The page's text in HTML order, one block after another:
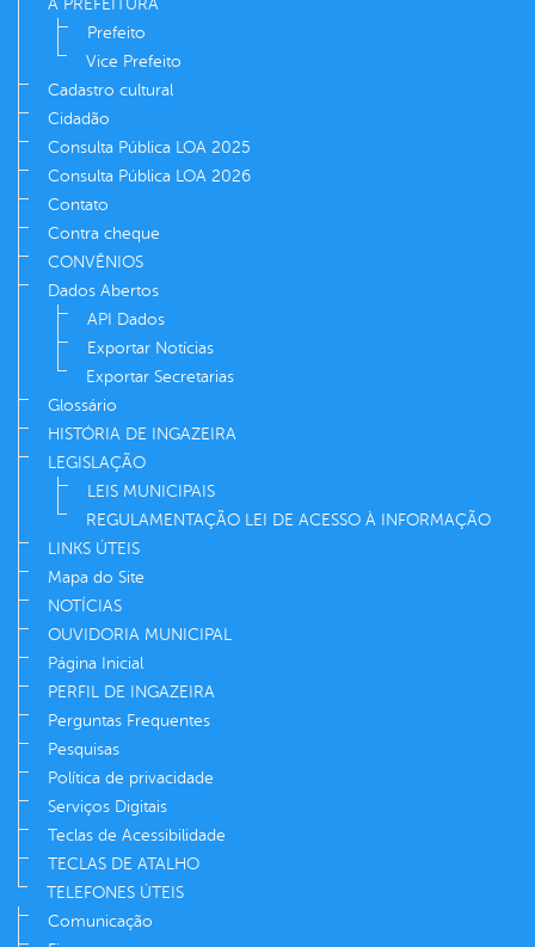
A PREFEITURA
Prefeito
Vice Prefeito
Cadastro cultural
Cidadão
Consulta Pública LOA 2025
Consulta Pública LOA 2026
Contato
Contra cheque
CONVÊNIOS
Dados Abertos
API Dados
Exportar Notícias
Exportar Secretarias
Glossário
HISTÓRIA DE INGAZEIRA
LEGISLAÇÃO
LEIS MUNICIPAIS
REGULAMENTAÇÃO LEI DE ACESSO À INFORMAÇÃO
LINKS ÚTEIS
Mapa do Site
NOTÍCIAS
OUVIDORIA MUNICIPAL
Página Inicial
PERFIL DE INGAZEIRA
Perguntas Frequentes
Pesquisas
Política de privacidade
Serviços Digitais
Teclas de Acessibilidade
TECLAS DE ATALHO
TELEFONES ÚTEIS
Comunicação